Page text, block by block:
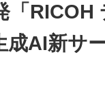
「
成AI新サ